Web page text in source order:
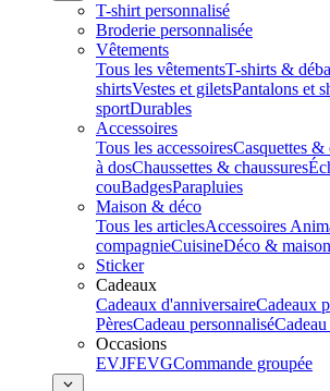
T-shirt personnalisé
Broderie personnalisée
Vêtements
Tous les vêtementsT-shirts &
shirtsVestes et giletsPantalons et
sportDurables
Accessoires
Tous les accessoiresCasquettes &
à dosChaussettes & chaussures
couBadgesParapluies
Maison & déco
Tous les articlesAccessoires
compagnieCuisineDéco & maison
Sticker
Cadeaux
Cadeaux d'anniversaireCadeaux
PèresCadeau personnalisé
Occasions
EVJFEVGCommande groupée